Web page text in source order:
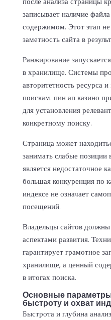
записывает наличие
содержимом. Этот этап
заметность сайта в
Ранжирование
в хранилище. Системы
авторитетность ресурса
поискам. пин ап казино
для установления
конкретному поиску.
Страница может
занимать слабые позиции
является недостаточное
большая конкуренция по
индексе не означает
посещений.
Владельцы сайтов
аспектами развития.
гарантирует грамотное
хранилище, а ценный
в итогах поиска.
Основные
быстроту и охват
Быстрота и глубина